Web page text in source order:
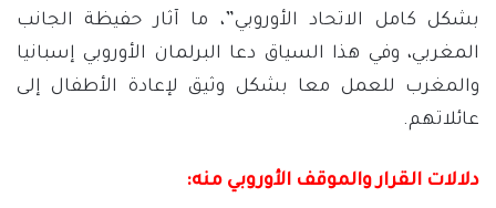
بشكل كامل الاتحاد الأوروبي”، ما آثار حفيظة الجانب
المغربي، وفي هذا السياق دعا البرلمان الأوروبي إسبانيا
والمغرب للعمل معا بشكل وثيق لإعادة الأطفال إلى
عائلاتهم.
دلالات القرار والموقف الأوروبي منه: